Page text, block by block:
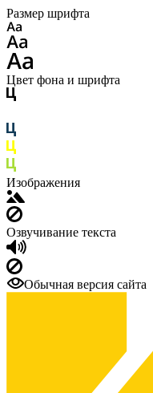
Размер шрифта
Цвет фона и шрифта
Изображения
Озвучивание текста
Обычная версия сайта